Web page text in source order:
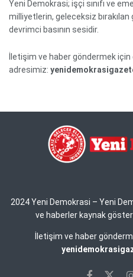
Yeni Demokrasi; işçi sınıfı ve
milliyetlerin, geleceksiz
devrimci basının sesidir.
İletişim ve haber göndermek
adresimiz:
2024 Yeni Demokrasi – Yeni
ve haberler kaynak
İletişim ve haber